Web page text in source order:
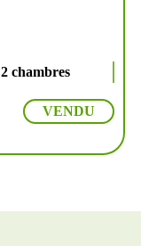
2 chambres
VENDU